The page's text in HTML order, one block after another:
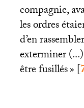
compagnie,
les ordres
d’en
exterminer
être fusillés»[